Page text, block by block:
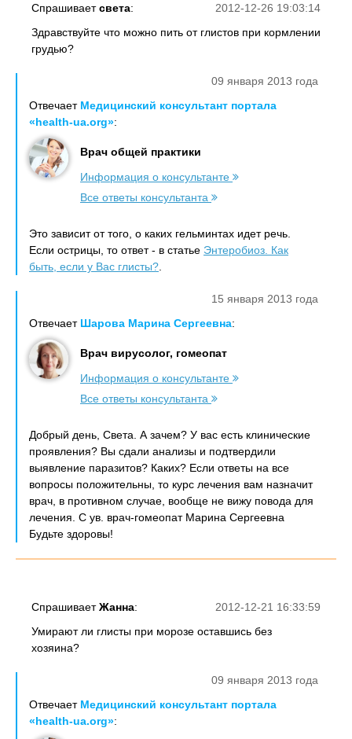
2012-12-26 19:03:14
Спрашиваетсвета:
Здравствуйте что можно пить от глистов при кормлении
грудью?
09 января 2013 года
Отвечает Медицинский консультант портала
«health-ua.org»:
Врач общей практики
Информация о консультанте
Все ответы консультанта
Это зависит от того, о каких гельминтах идет речь.
Если острицы, то ответ - в статье Энтеробиоз. Как
быть, если у Вас глисты?
15 января 2013 года
Отвечает Шарова Марина Сергеевна:
Врач вирусолог, гомеопат
Информация о консультанте
Все ответы консультанта
Добрый день, Света. А зачем? У вас есть клинические
проявления? Вы сдали анализы и подтвердили
выявление паразитов? Каких? Если ответы на все
вопросы положительны, то курс лечения вам назначит
врач, в противном случае, вообще не вижу повода для
лечения. С ув. врач-гомеопат Марина Сергеевна
Будьте здоровы!
2012-12-21 16:33:59
СпрашиваетЖанна:
Умирают ли глисты при морозе оставшись без
хозяина?
09 января 2013 года
Отвечает Медицинский консультант портала
«health-ua.org»: